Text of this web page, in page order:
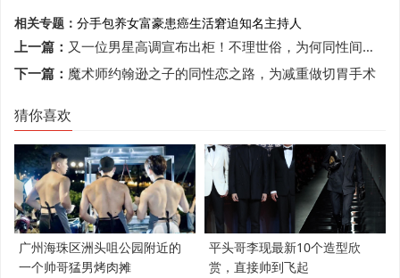
相关专题： 分手包养女富豪患癌生活窘迫知名主持人
上一篇： 又一位男星高调宣布出柜！不理世俗，为何同性间的爱越来越多？
下一篇： 魔术师约翰逊之子的同性恋之路，为减重做切胃手术
猜你喜欢
广州海珠区洲头咀公园附近的
一个帅哥猛男烤肉摊
平头哥李现最新10个造型欣
赏，直接帅到飞起